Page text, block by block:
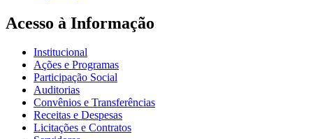
Acesso à Informação
Institucional
Ações e Programas
Participação Social
Auditorias
Convênios e Transferências
Receitas e Despesas
Licitações e Contratos